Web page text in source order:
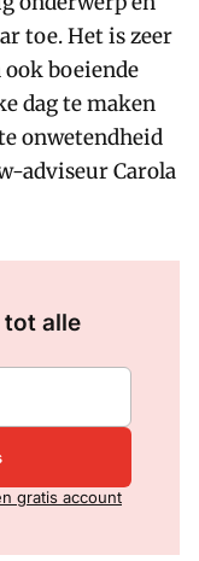
toe. Het is zeer
boeiende
dag te maken
onwetendheid
adviseur Carola
alle
gratis account